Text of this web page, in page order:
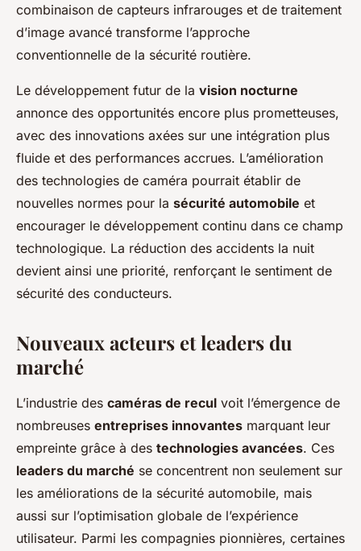
combinaison de capteurs infrarouges et de traitement
d’image avancé transforme l’approche
conventionnelle de la sécurité routière.
Le développement futur de la vision nocturne
annonce des opportunités encore plus prometteuses,
avec des innovations axées sur une intégration plus
fluide et des performances accrues. L’amélioration
des technologies de caméra pourrait établir de
nouvelles normes pour la sécurité automobile et
encourager le développement continu dans ce champ
technologique. La réduction des accidents la nuit
devient ainsi une priorité, renforçant le sentiment de
sécurité des conducteurs.
Nouveaux acteurs et leaders du
marché
L’industrie des caméras de recul voit l’émergence de
nombreuses entreprises innovantes marquant leur
empreinte grâce à des technologies avancées. Ces
leaders du marché se concentrent non seulement sur
les améliorations de la sécurité automobile, mais
aussi sur l’optimisation globale de l’expérience
utilisateur. Parmi les compagnies pionnières, certaines